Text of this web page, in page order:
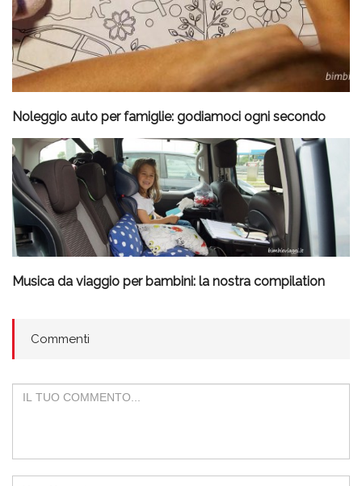
Noleggio auto per famiglie: godiamoci ogni secondo
Musica da viaggio per bambini: la nostra compilation
Commenti